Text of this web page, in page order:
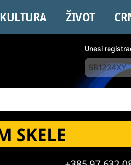
KULTURA ŽIVOT
Unesi